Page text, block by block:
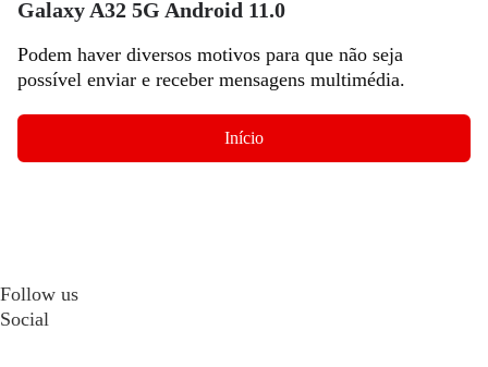
Galaxy A32 5G Android 11.0
Podem haver diversos motivos para que não seja
possível enviar e receber mensagens multimédia.
Início
Follow us
Social